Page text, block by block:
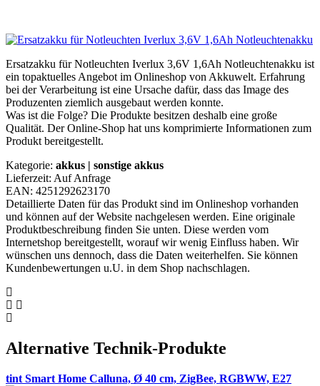
Ersatzakku für Notleuchten Iverlux 3,6V 1,6Ah Notleuchtenakku ist
ein topaktuelles Angebot im Onlineshop von Akkuwelt. Erfahrung
bei der Verarbeitung ist eine Ursache dafür, dass das Image des
Produzenten ziemlich ausgebaut werden konnte.
Was ist die Folge? Die Produkte besitzen deshalb eine große
Qualität. Der Online-Shop hat uns komprimierte Informationen zum
Produkt bereitgestellt.
Kategorie: akkus | sonstige akkus
Lieferzeit: Auf Anfrage
EAN: 4251292623170
Detaillierte Daten für das Produkt sind im Onlineshop vorhanden
und können auf der Website nachgelesen werden. Eine originale
Produktbeschreibung finden Sie unten. Diese werden vom
Internetshop bereitgestellt, worauf wir wenig Einfluss haben. Wir
wünschen uns dennoch, dass die Daten weiterhelfen. Sie können
Kundenbewertungen u.U. in dem Shop nachschlagen.
Alternative Technik-Produkte
tint Smart Home Calluna, Ø 40 cm, ZigBee, RGBWW, E27